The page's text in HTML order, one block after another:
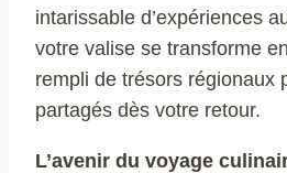
intarissable d’expériences
votre valise se transforme
rempli de trésors régionaux
partagés dès votre retour.
L’avenir du voyage